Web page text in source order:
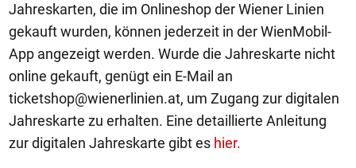
Jahreskarten, die im Onlineshop der Wiener Linien
gekauft wurden, können jederzeit in der WienMobil-
App angezeigt werden. Wurde die Jahreskarte nicht
online gekauft, genügt ein E-Mail an
ticketshop@wienerlinien.at, um Zugang zur digitalen
Jahreskarte zu erhalten. Eine detaillierte Anleitung
zur digitalen Jahreskarte gibt es hier.